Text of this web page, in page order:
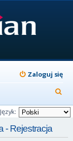
Zaloguj się
z
u
Język:
- Rejestracja